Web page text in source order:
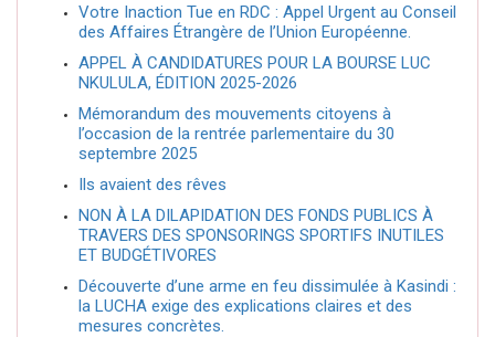
Votre Inaction Tue en RDC : Appel Urgent au Conseil
des Affaires Étrangère de l’Union Européenne.
APPEL À CANDIDATURES POUR LA BOURSE LUC
NKULULA, ÉDITION 2025-2026
Mémorandum des mouvements citoyens à
l’occasion de la rentrée parlementaire du 30
septembre 2025
Ils avaient des rêves
NON À LA DILAPIDATION DES FONDS PUBLICS À
TRAVERS DES SPONSORINGS SPORTIFS INUTILES
ET BUDGÉTIVORES
Découverte d’une arme en feu dissimulée à Kasindi :
la LUCHA exige des explications claires et des
mesures concrètes.